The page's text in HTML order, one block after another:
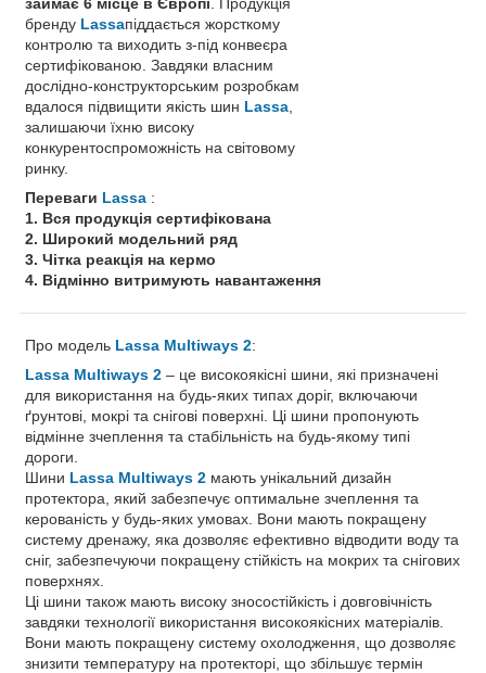
бренду Lassaпіддається жорсткому
контролю та виходить з-під конвеєра
сертифікованою. Завдяки власним
дослідно-конструкторським розробкам
вдалося підвищити якість шин Lassa
залишаючи їхню високу
конкурентоспроможність на світовому
ринку.
Переваги Lassa :
1. Вся продукція сертифікована
2. Широкий модельний ряд
3. Чітка реакція на кермо
4. Відмінно витримують навантаження
Про модель Lassa Multiways 2:
Lassa Multiways 2 – це високоякісні шини, які призначені
для використання на будь-яких типах доріг, включаючи
ґрунтові, мокрі та снігові поверхні. Ці шини пропонують
відмінне зчеплення та стабільність на будь-якому типі
дороги.
Шини Lassa Multiways 2 мають унікальний дизайн
протектора, який забезпечує оптимальне зчеплення та
керованість у будь-яких умовах. Вони мають покращену
систему дренажу, яка дозволяє ефективно відводити воду та
сніг, забезпечуючи покращену стійкість на мокрих та снігових
поверхнях.
Ці шини також мають високу зносостійкість і довговічність
завдяки технології використання високоякісних матеріалів.
Вони мають покращену систему охолодження, що дозволяє
знизити температуру на протекторі, що збільшує термін